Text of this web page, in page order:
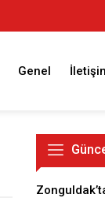
Genel